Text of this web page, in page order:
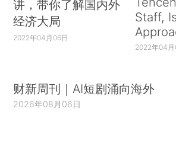
讲，带你了解国内外
经济大局
2022年04月06日
Staff,
2022年04月
财新周刊｜AI短剧涌向海外
2026年08月06日